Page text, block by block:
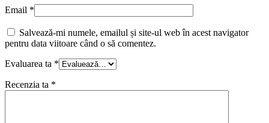
Email *
Salvează-mi numele, emailul și site-ul web în acest navigator
pentru data viitoare când o să comentez.
Evaluarea ta *
Recenzia ta *